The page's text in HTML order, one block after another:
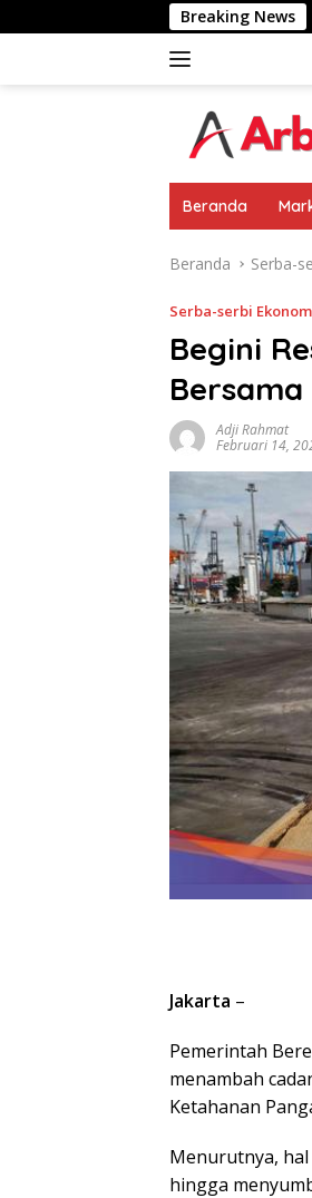
ke
Breaking News
BGN
Beranda
Beranda Serba-
Serba-serbi
Begini
Adji Rahmat
Februari 14,
Jakarta –
Pemerintah
menambah
Ketahanan
Menurutnya,
hingga